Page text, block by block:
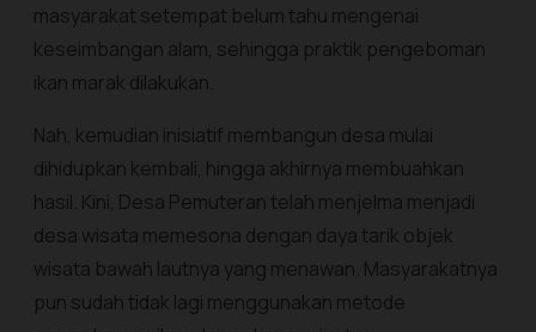
masyarakat setempat belum tahu mengenai
keseimbangan alam, sehingga praktik pengeboman
ikan marak dilakukan.
Nah, kemudian inisiatif membangun desa mulai
dihidupkan kembali, hingga akhirnya membuahkan
hasil. Kini, Desa Pemuteran telah menjelma menjadi
desa wisata memesona dengan daya tarik objek
wisata bawah lautnya yang menawan. Masyarakatnya
pun sudah tidak lagi menggunakan metode